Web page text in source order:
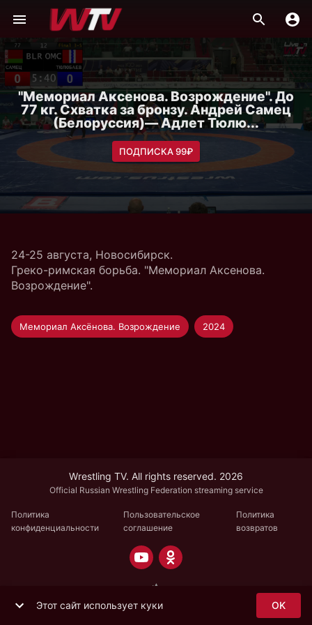
"Мемориал Аксенова. Возрождение". До
77 кг. Схватка за бронзу. Андрей Самец
(Белоруссия)— Адлет Тюлю...
ПОДПИСКА 99₽
24-25 августа, Новосибирск.
Греко-римская борьба. "Мемориал Аксенова.
Возрождение".
Мемориал Аксёнова. Возрождение 2024
Wrestling TV. All rights reserved. 2026
Official Russian Wrestling Federation streaming service
Политика
конфиденциальности
Пользовательское
соглашение
Политика
возвратов
Этот сайт использует куки OK